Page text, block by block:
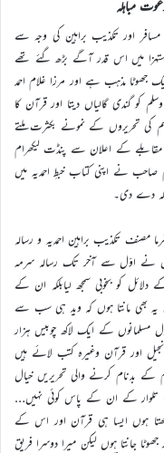
مباہلہ
اور تکذیب براہین کی وجہ سے
میں اس قدر آگے بڑھ گئے تھے
جھوٹا مذہب ہے اور مرزا غلام احمد
کو گندی گالیاں دیتا اور قرآن کا
کی تحریروں کے نمونے بکثرت ملتے
کے اعلان سے پنڈت لیکھرام
صاحب نے اپنی کتاب خبطِ احمدیہ میں
دے دی۔
مصنف تکذیب براہین احمدیہ و رسالہ
نے اوّل سے آخر تک رسالہ سرمہ
دلائل کو بخوبی سمجھ لیابلکہ ان کے
یہ بھی مانتا ہوں کہ وید ہی سب سے
کے ایک لاکھ چوبیس ہزار
انجیل اور قرآن وغیرہ کتب لائے ہیں
کے بدنام کرنے والی تحریریں خیال
تلوار کے ان کے پاس کوئی نہیں…
ہوں ایسا ہی قرآن اور اس کے
جانتا ہوں لیکن میرا دوسرا فریق